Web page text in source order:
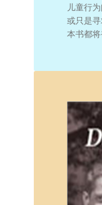
儿童行
或只是
本书都将